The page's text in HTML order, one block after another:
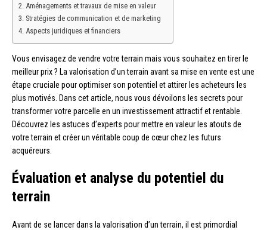
Aménagements et travaux de mise en valeur
Stratégies de communication et de marketing
Aspects juridiques et financiers
Vous envisagez de vendre votre terrain mais vous souhaitez en tirer le
meilleur prix ? La valorisation d’un terrain avant sa mise en vente est une
étape cruciale pour optimiser son potentiel et attirer les acheteurs les
plus motivés. Dans cet article, nous vous dévoilons les secrets pour
transformer votre parcelle en un investissement attractif et rentable.
Découvrez les astuces d’experts pour mettre en valeur les atouts de
votre terrain et créer un véritable coup de cœur chez les futurs
acquéreurs.
Évaluation et analyse du potentiel du
terrain
Avant de se lancer dans la valorisation d’un terrain, il est primordial